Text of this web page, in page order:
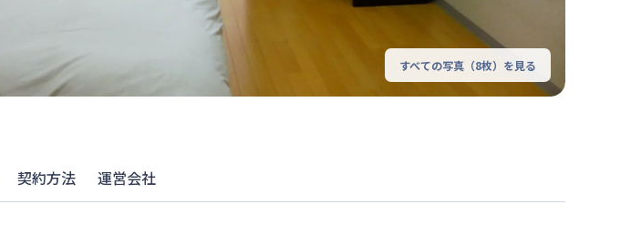
すべての写真（8枚）を見る
契約方法 運営会社